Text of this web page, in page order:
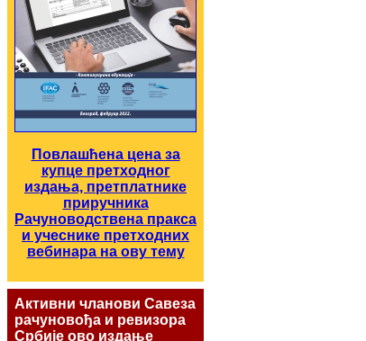
Повлашћена цена за
купце претходног
издања, претплатнике
приручника
Рачуноводствена пракса
и учеснике претходних
вебинара на ову тему
Активни чланови Савеза
рачуновођа и ревизора
Србије ово издање